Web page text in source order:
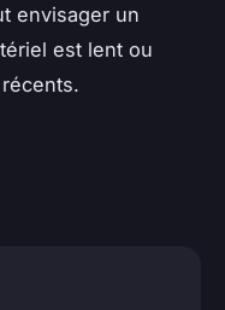
envisager un
est lent ou